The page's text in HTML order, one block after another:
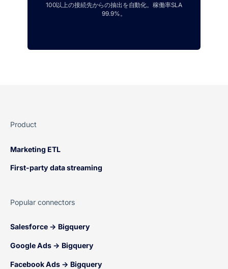
100以上の接続先からの抽出を自動化。稼働率SLA
99.9%。
Product
Marketing ETL
First-party data streaming
Popular connectors
Salesforce → Bigquery
Google Ads → Bigquery
Facebook Ads → Bigquery